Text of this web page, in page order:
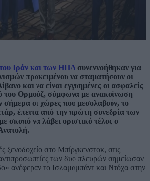
Ιράν και των ΗΠΑ συνεννοήθηκαν για
προκειμένου να σταματήσουν οι
και να είναι εγγυημένες οι ασφαλείς
του Ορμούζ, σύμφωνα με ανακοίνωση
σήμερα οι χώρες που μεσολαβούν, το
έπειτα από την πρώτη συνεδρία των
σκοπό να λάβει οριστικό τέλος ο
ξενοδοχείο στο Μπίργκενστοκ, στις
αντιπροσωπείες των δυο πλευρών σημείωσαν
ανέφεραν το Ισλαμαμπάντ και Ντόχα στην